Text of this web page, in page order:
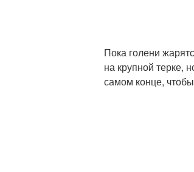
Пока голени
на крупной терке,
самом конце,